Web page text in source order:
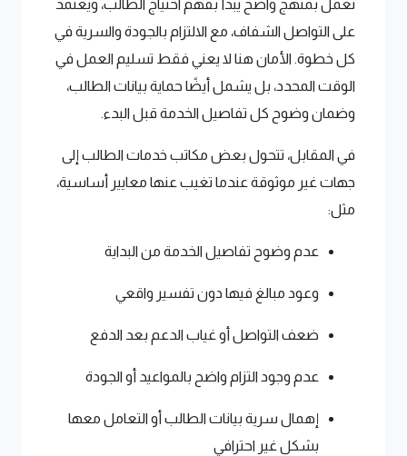
تعمل بمنهج واضح يبدأ بفهم احتياج الطالب، ويعتمد
على التواصل الشفاف، مع الالتزام بالجودة والسرية في
كل خطوة. الأمان هنا لا يعني فقط تسليم العمل في
الوقت المحدد، بل يشمل أيضًا حماية بيانات الطالب،
وضمان وضوح كل تفاصيل الخدمة قبل البدء.
في المقابل، تتحول بعض مكاتب خدمات الطالب إلى
جهات غير موثوقة عندما تغيب عنها معايير أساسية،
مثل:
عدم وضوح تفاصيل الخدمة من البداية
وعود مبالغ فيها دون تفسير واقعي
ضعف التواصل أو غياب الدعم بعد الدفع
عدم وجود التزام واضح بالمواعيد أو الجودة
إهمال سرية بيانات الطالب أو التعامل معها
بشكل غير احترافي